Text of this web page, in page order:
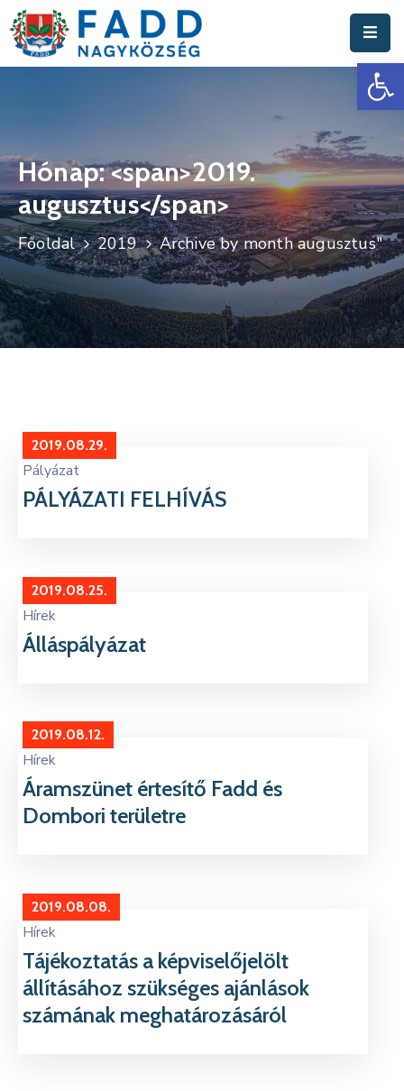
Hivatal
Fadd
Nagyközség
Turisztika
Választási
Információk
Hónap: <span>2019.
augusztus</span>
Főoldal 2019 Archive by month augusztus"
2019.08.29.
Pályázat
PÁLYÁZATI FELHÍVÁS
2019.08.25.
Hírek
Álláspályázat
2019.08.12.
Hírek
Áramszünet értesítő Fadd és
Dombori területre
2019.08.08.
Hírek
Tájékoztatás a képviselőjelölt
állításához szükséges ajánlások
számának meghatározásáról